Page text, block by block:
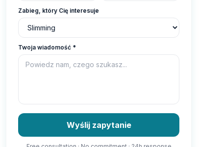
Zabieg, który Cię interesuje
Twoja wiadomość *
Wyślij zapytanie